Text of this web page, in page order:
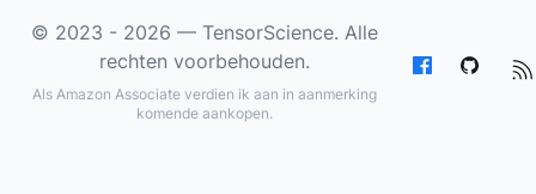
© 2023 - 2026 — TensorScience. Alle
rechten voorbehouden.
Als Amazon Associate verdien ik aan in aanmerking
komende aankopen.